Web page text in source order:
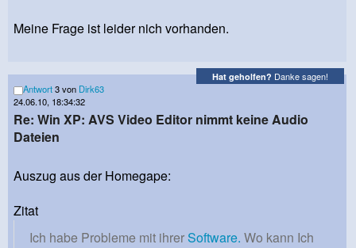
Meine Frage ist leider nich vorhanden.
Hat geholfen? Danke sagen!
Antwort3 von Dirk63
24.06.10, 18:34:32
Re: Win XP: AVS Video Editor nimmt keine Audio
Dateien
Auszug aus der Homegape:
Zitat
Ich habe Probleme mit ihrerSoftware. Wo kann Ich